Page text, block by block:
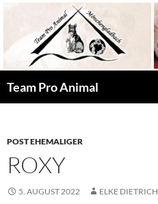
springen
Team Pro Animal
POST EHEMALIGER
ROXY
5. AUGUST 2022 ELKE DIETRICH